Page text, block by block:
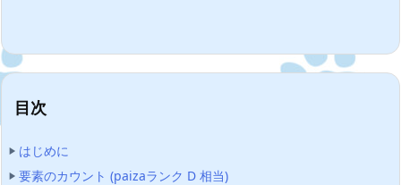
目次
はじめに
要素のカウント (paizaランク D 相当)